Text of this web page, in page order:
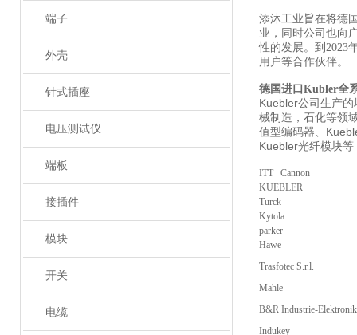
端子
外壳
针式插座
电压测试仪
端板
接插件
模块
开关
电缆
添沐工业旨在将德
业，同时公司也向
性的发展。到2023
用户等合作伙伴。
德国进口Kubler全
Kuebler公司生产
械制造，石化等领
值型编码器、
Kuebler光纤模块等
ITT Cannon
KUEBLER
Turck
Kytola
parker
Hawe
Trasfotec S.r.l.
Mahle
B&R Industrie-
Indukey